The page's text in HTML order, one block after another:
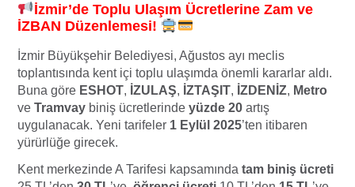
İzmir’de Toplu Ulaşım Ücretlerine Zam ve
İZBAN Düzenlemesi!
İzmir Büyükşehir Belediyesi, Ağustos ayı meclis
toplantısında kent içi toplu ulaşımda önemli kararlar aldı.
Buna göre ESHOT, İZULAŞ, İZTAŞIT, İZDENİZ, Metro
ve Tramvay biniş ücretlerinde yüzde 20 artış
uygulanacak. Yeni tarifeler 1 Eylül 2025’ten itibaren
yürürlüğe girecek.
Kent merkezinde A Tarifesi kapsamında tam biniş ücreti